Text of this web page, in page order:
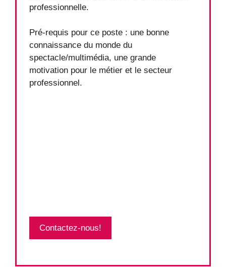
professionnelle.
Pré-requis pour ce poste : une bonne
connaissance du monde du
spectacle/multimédia, une grande
motivation pour le métier et le secteur
professionnel.
Contactez-nous!